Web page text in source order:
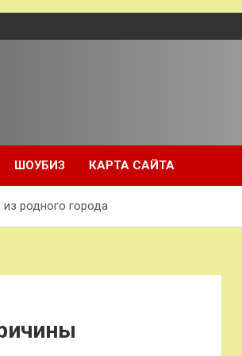
ШОУБИЗ КАРТА САЙТА
из родного города